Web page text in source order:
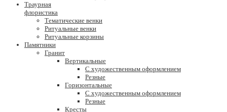
Траурная
флористика
Тематические венки
Ритуальные венки
Ритуальные корзины
Памятники
Гранит
Вертикальные
С художественным оформлением
Резные
Горизонтальные
С художественным оформлением
Резные
Кресты